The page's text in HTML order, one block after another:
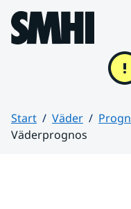
Hoppa till sidans innehåll
Start Väder
Väderprognos